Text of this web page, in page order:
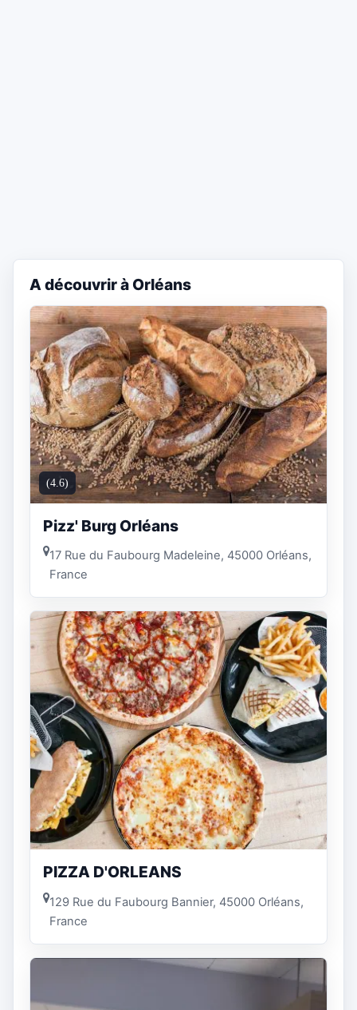
A découvrir à Orléans
(4.6)
Pizz' Burg Orléans
17 Rue du Faubourg Madeleine, 45000 Orléans,
France
PIZZA D'ORLEANS
129 Rue du Faubourg Bannier, 45000 Orléans,
France